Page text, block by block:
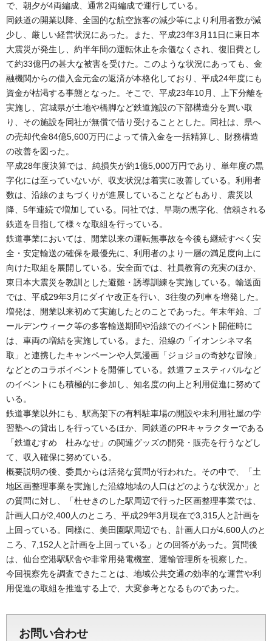
で、朝夕が4両編成、通常2両編成で運行している。
同鉄道の開業以降、全国的な航空旅客の減少等により利用者数が減
少し、厳しい経営状況にあった。また、平成23年3月11日に東日本
大震災が発生し、約半年間の運転休止を余儀なくされ、復旧費とし
て約33億円の甚大な被害を受けた。このような状況にあっても、金
融機関からの借入金元金の返済が本格化しており、平成24年度にも
資金が枯渇する事態となった。そこで、平成23年10月、上下分離を
実施し、宮城県が土地や橋脚など鉄道施設の下部構造分を買い取
り、その施設を同社が無償で借り受けることとした。同社は、県へ
の売却代金84億5,600万円によって借入金を一括精算し、財務構造
の改善を図った。
平成28年度決算では、純損失が約1億5,000万円であり、単年度の黒
字化には至っていないが、収支状況は着実に改善している。利用者
数は、沿線のまちづくりが進展していることなどもあり、震災以
降、5年連続で増加している。同社では、早期の黒字化、信頼される
鉄道を目指して様々な取組を行っている。
鉄道事業においては、開業以来の運転無事故を今後も継続すべく安
全・安定輸送の確保を最優先に、利用者のより一層の満足度向上に
向けた取組を展開している。安全面では、社員教育の充実のほか、
東日本大震災を教訓とした避難・誘導訓練を実施している。輸送面
では、平成29年3月にダイヤ改正を行い、3往復の列車を増発した。
増発は、開業以来初めて実施したとのことであった。年末年始、ゴ
ールデンウィーク等の多客輸送期間や沿線でのイベント開催時に
は、車両の増結を実施している。また、沿線の「イオンシネマ名
取」と連携したキャンペーンや人気漫画「ジョジョの奇妙な冒険」
などとのコラボイベントを開催している。鉄道フェスティバルなど
のイベントにも積極的に参加し、知名度の向上と利用促進に努めて
いる。
鉄道事業以外にも、駅高架下の有料駐車場の開設や未利用社屋の学
習塾への貸出しを行っているほか、同鉄道のPRキャラクターである
「鉄道むすめ 杜みなせ」の関連グッズの開発・販売を行うなどし
て、収入確保に努めている。
概要説明の後、委員からは活発な質問が行われた。その中で、「土
地区画整理事業を実施した沿線地域の人口はどのような状況か」と
の質問に対し、「杜せきのした駅周辺で行った区画整理事業では、
計画人口が2,400人のところ、平成29年3月現在で3,315人と計画を
上回っている。同様に、美田園駅周辺でも、計画人口が4,600人のと
ころ、7,152人と計画を上回っている」との回答があった。質問後
は、仙台空港駅駅舎や非常用発電機室、運輸管理所を視察した。
今回視察先を調査できたことは、地域公共交通の効率的な運営や利
用促進の取組を推進する上で、大変参考となるものであった。
お問い合わせ